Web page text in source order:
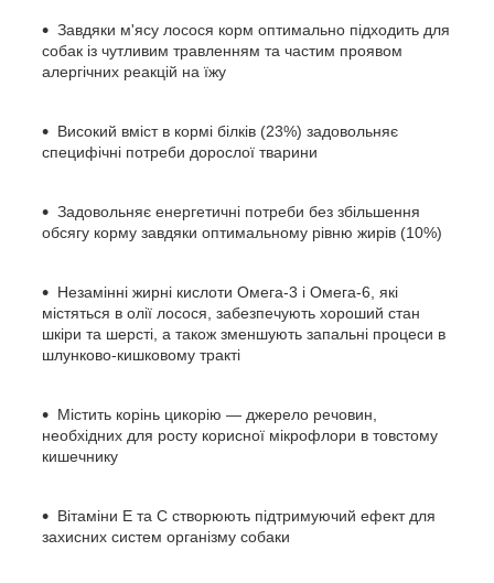
Завдяки м'ясу лосося корм оптимально підходить для
собак із чутливим травленням та частим проявом
алергічних реакцій на їжу
Високий вміст в кормі білків (23%) задовольняє
специфічні потреби дорослої тварини
Задовольняє енергетичні потреби без збільшення
обсягу корму завдяки оптимальному рівню жирів (10%)
Незамінні жирні кислоти Омега-3 і Омега-6, які
містяться в олії лосося, забезпечують хороший стан
шкіри та шерсті, а також зменшують запальні процеси в
шлунково-кишковому тракті
Містить корінь цикорію — джерело речовин,
необхідних для росту корисної мікрофлори в товстому
кишечнику
Вітаміни Е та С створюють підтримуючий ефект для
захисних систем організму собаки